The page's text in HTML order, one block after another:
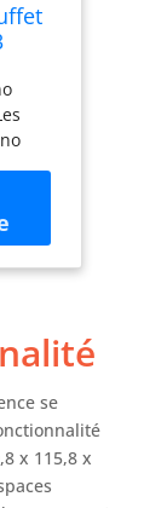
à
(L x
se
x 115,8 x